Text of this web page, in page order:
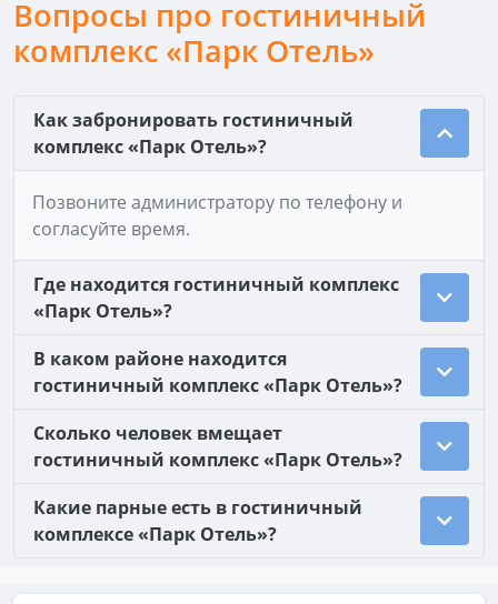
Вопросы про гостиничный
комплекс «Парк Отель»
Как забронировать гостиничный
комплекс «Парк Отель»?
Позвоните администратору по телефону и
согласуйте время.
Где находится гостиничный комплекс
«Парк Отель»?
В каком районе находится
гостиничный комплекс «Парк Отель»?
Сколько человек вмещает
гостиничный комплекс «Парк Отель»?
Какие парные есть в гостиничный
комплексе «Парк Отель»?